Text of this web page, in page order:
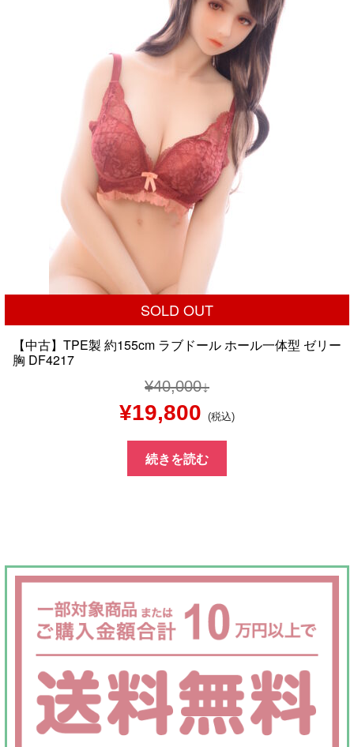
し
た。
¥118,000
で
す。
SOLD OUT
【中古】TPE製 約155cm ラブドール ホール一体型 ゼリー
胸 DF4217
¥40,000
元
の
価
¥40,000
で
し
た。
¥19,800 現
在
の
は
で
す。
(税込)
続きを読む